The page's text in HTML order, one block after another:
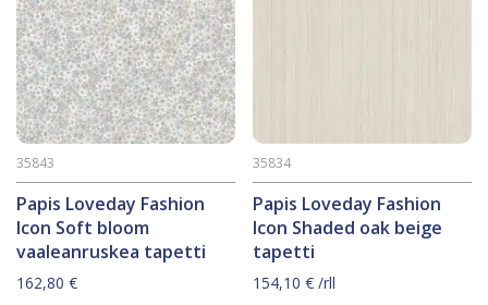
Papis Loveday Fashion
Icon Soft bloom
vaaleanruskea tapetti
35843
162,80 €
Papis Loveday Fashion
Icon Shaded oak beige
tapetti
35834
154,10€ /rll